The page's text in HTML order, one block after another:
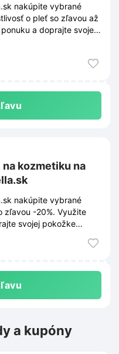
nakúpite vybrané
o pleť so zľavou až
a doprajte svojej
za výhodné ceny.
kozmetiku na
nakúpite vybrané
zľavou -20%. Využite
svojej pokožke
a kupóny